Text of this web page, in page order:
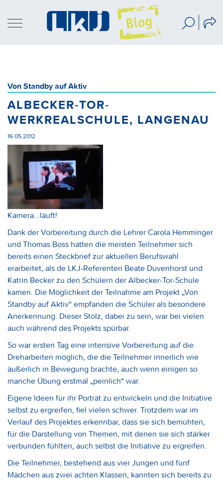
Von Standby auf Aktiv
ALBECKER-TOR-
WERKREALSCHULE, LANGENAU
16.05.2012
Kamera...läuft!
Dank der Vorbereitung durch die Lehrer Carola Hemminger
und Thomas Boss hatten die meisten Teilnehmer sich
bereits einen Steckbrief zur aktuellen Berufswahl
erarbeitet, als de LKJ-Referenten Beate Duvenhorst und
Katrin Becker zu den Schülern der Albecker-Tor-Schule
kamen. Die Möglichkeit der Teilnahme am Projekt „Von
Standby auf Aktiv“ empfanden die Schüler als besondere
Anerkennung. Dieser Stolz, dabei zu sein, war bei vielen
auch während des Projekts spürbar.
So war ersten Tag eine intensive Vorbereitung auf die
Dreharbeiten möglich, die die Teilnehmer innerlich wie
äußerlich in Bewegung brachte, auch wenn einigen so
manche Übung erstmal „peinlich“ war.
Eigene Ideen für ihr Porträt zu entwickeln und die Initiative
selbst zu ergreifen, fiel vielen schwer. Trotzdem war im
Verlauf des Projektes erkennbar, dass sie sich bemühten,
für die Darstellung von Themen, mit denen sie sich stärker
verbunden fühlten, auch selbst die Initiative zu ergreifen.
Die Teilnehmer, bestehend aus vier Jungen und fünf
Mädchen aus zwei achten Klassen, kannten sich bereits zu